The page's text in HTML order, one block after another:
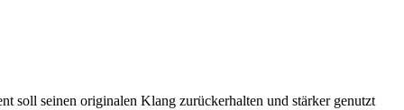
soll seinen originalen Klang zurückerhalten und stärker genutzt